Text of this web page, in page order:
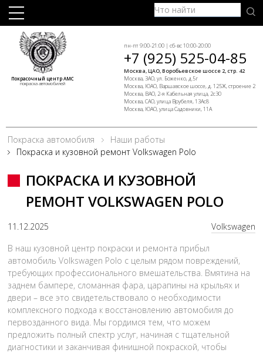
Покрасочный центр АМС
покраска автомобилей
пн-пт 9:00-21:00 | сб-вс 10:00-20:00
+7 (925) 525-04-85
Москва, ЦАО, Воробьевское шоссе 2, стр. 42
Москва, ЗАО, ул. Боженко, д.5г
Москва, ЮАО, Варшавское шоссе, д. 125Ж, строение 2
Москва, ВАО, 2-я Кабельная улица, 2с30
Москва, САО, улица Врубеля, 13Ас8
Москва, ЮАО, улица Садовники, 11А
Покраска автомобиля
Наши работы
Покраска и кузовной ремонт Volkswagen Polo
ПОКРАСКА И КУЗОВНОЙ
РЕМОНТ VOLKSWAGEN POLO
11.12.2025
Volkswagen
В наш кузовной центр покраски и ремонта прибыл
автомобиль Volkswagen Polo с целым рядом повреждений,
требующих профессионального вмешательства. Вмятина на
заднем бампере, сломанная фара, царапины на крыльях и
двери – все это свидетельствовало о необходимости
комплексного подхода к восстановлению автомобиля до
первозданного вида. Мы гордимся тем, что можем
предложить полный спектр услуг, начиная с тщательной
диагностики и заканчивая финишной покраской, чтобы